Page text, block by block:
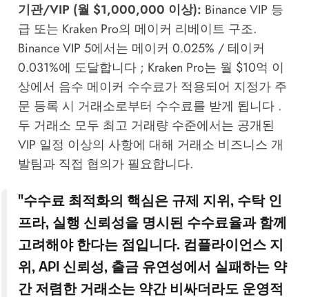
기관/VIP (월 $1,000,000 이상): Binance VIP 등
급 또는 Kraken Pro의 메이커 리베이트 구조.
Binance VIP 5에서는 메이커 0.025% / 테이커
0.031%에 도달합니다 ; Kraken Pro는 월 $10억 이
상에서 음수 메이커 수수료가 적용되어 지정가 주
문 등록 시 거래소로부터 수수료를 받게 됩니다 .
두 거래소 모두 최고 거래량 수준에서는 공개된
VIP 일정 이상의 사항에 대해 거래소 비즈니스 개
발팀과 직접 협의가 필요합니다.
"수수료 최적화의 핵심은 규제 지위, 수탁 인
프라, 실행 신뢰성을 명시된 수수료율과 함께
고려해야 한다는 점입니다. 컴플라이언스 지
위, API 신뢰성, 출금 유연성에서 실패하는 약
간 저렴한 거래소는 약간 비싸더라도 운영적